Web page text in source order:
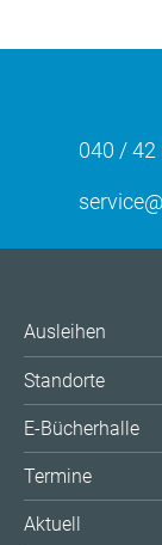
040 / 42
Ausleihen
Standorte
E-Bücherhalle
Termine
Aktuell